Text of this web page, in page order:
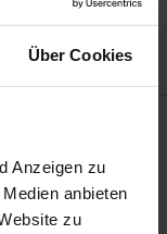
Über Cookies
Anzeigen zu
anbieten
zu
und